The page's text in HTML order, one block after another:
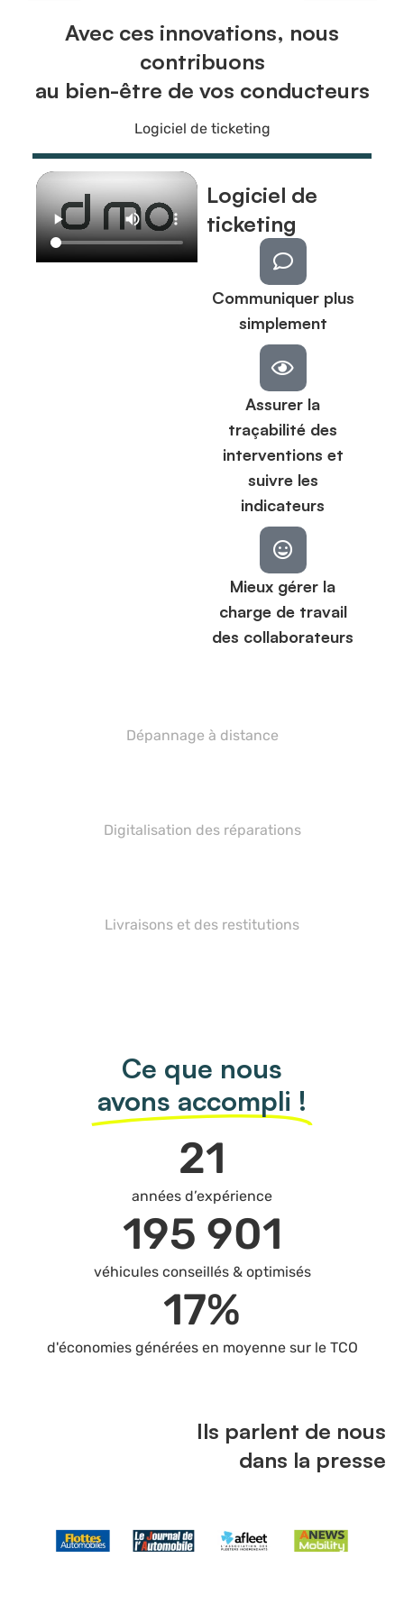
Avec ces innovations, nous
contribuons
au bien-être de vos conducteurs
Logiciel de ticketing
Dépannage à distance
Digitalisation des réparations
Livraisons et des restitutions
Logiciel de
ticketing
Communiquer plus
simplement
Assurer la
traçabilité des
interventions et
suivre les
indicateurs
Mieux gérer la
charge de travail
des collaborateurs
Ce que nous
avons accompli !
années d’expérience
22
véhicules conseillés & optimisés
200 425
d'économies générées en moyenne sur le TCO
18%
Ils parlent de nous
dans la presse